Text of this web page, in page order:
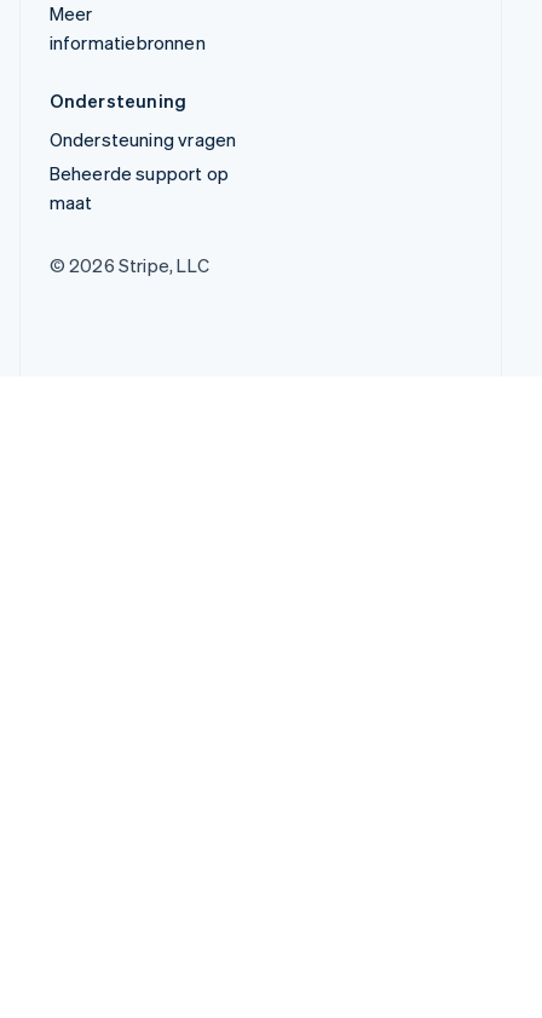
Meer
informatiebronnen
Ondersteuning
Ondersteuning vragen
Beheerde support op
maat
© 2026 Stripe, LLC